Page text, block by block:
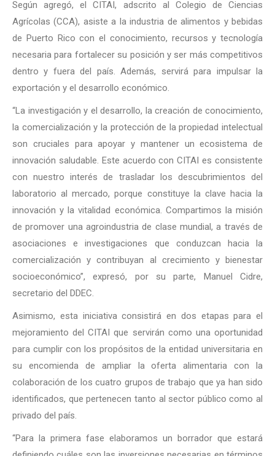
Según agregó, el CITAI, adscrito al Colegio de Ciencias
Agrícolas (CCA), asiste a la industria de alimentos y bebidas
de Puerto Rico con el conocimiento, recursos y tecnología
necesaria para fortalecer su posición y ser más competitivos
dentro y fuera del país. Además, servirá para impulsar la
exportación y el desarrollo económico.
“La investigación y el desarrollo, la creación de conocimiento,
la comercialización y la protección de la propiedad intelectual
son cruciales para apoyar y mantener un ecosistema de
innovación saludable. Este acuerdo con CITAI es consistente
con nuestro interés de trasladar los descubrimientos del
laboratorio al mercado, porque constituye la clave hacia la
innovación y la vitalidad económica. Compartimos la misión
de promover una agroindustria de clase mundial, a través de
asociaciones e investigaciones que conduzcan hacia la
comercialización y contribuyan al crecimiento y bienestar
socioeconómico”, expresó, por su parte, Manuel Cidre,
secretario del DDEC.
Asimismo, esta iniciativa consistirá en dos etapas para el
mejoramiento del CITAI que servirán como una oportunidad
para cumplir con los propósitos de la entidad universitaria en
su encomienda de ampliar la oferta alimentaria con la
colaboración de los cuatro grupos de trabajo que ya han sido
identificados, que pertenecen tanto al sector público como al
privado del país.
“Para la primera fase elaboramos un borrador que estará